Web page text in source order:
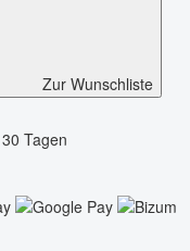
Zur Wunschliste
Tagen